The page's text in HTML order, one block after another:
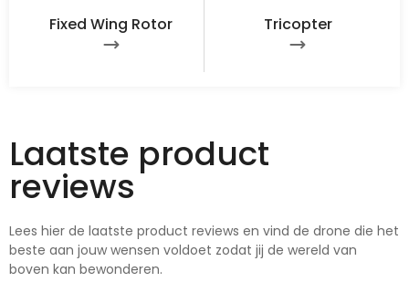
Fixed Wing Rotor Tricopter
Laatste product
reviews
Lees hier de laatste product reviews en vind de drone die het
beste aan jouw wensen voldoet zodat jij de wereld van
boven kan bewonderen.